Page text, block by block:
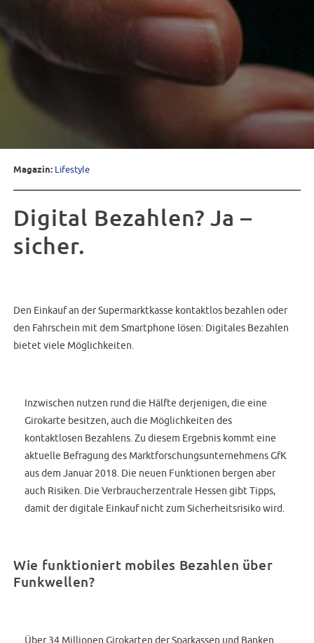
Magazin: Lifestyle
Digital Bezahlen? Ja –
sicher.
Den Einkauf an der Supermarktkasse kontaktlos bezahlen oder
den Fahrschein mit dem Smartphone lösen: Digitales Bezahlen
bietet viele Möglichkeiten.
Inzwischen nutzen rund die Hälfte derjenigen, die eine
Girokarte besitzen, auch die Möglichkeiten des
kontaktlosen Bezahlens. Zu diesem Ergebnis kommt eine
aktuelle Befragung des Marktforschungsunternehmens GfK
aus dem Januar 2018. Die neuen Funktionen bergen aber
auch Risiken. Die Verbraucherzentrale Hessen gibt Tipps,
damit der digitale Einkauf nicht zum Sicherheitsrisiko wird.
Wie funktioniert mobiles Bezahlen über
Funkwellen?
Über 34 Millionen Girokarten der Sparkassen und Banken